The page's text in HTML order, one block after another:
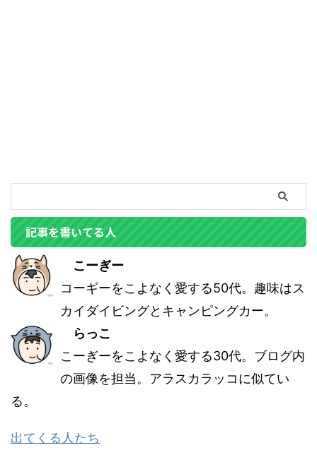
記事を書いてる人
こーぎー
コーギーをこよなく愛する50代。趣味はス
カイダイビングとキャンピングカー。
らっこ
こーぎーをこよなく愛する30代。ブログ内
の画像を担当。アラスカラッコに似てい
る。
出てくる人たち